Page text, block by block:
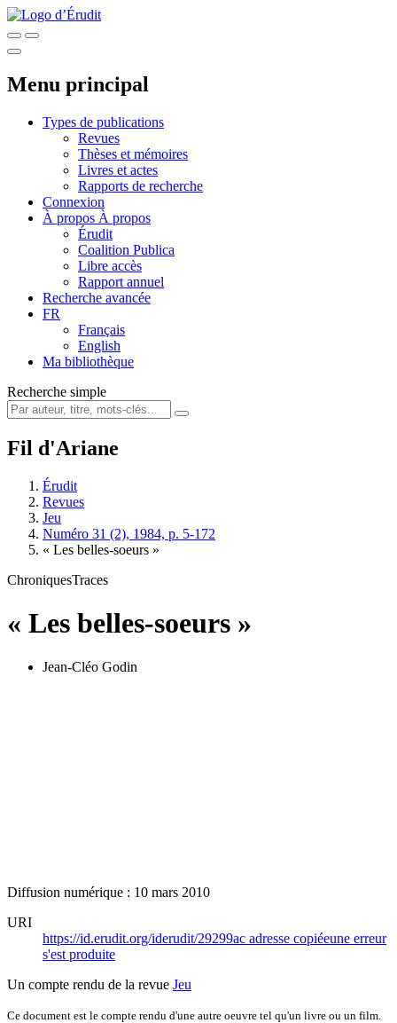
Menu principal
Types de publications
Revues
Thèses et mémoires
Livres et actes
Rapports de recherche
Connexion
À propos À propos
Érudit
Coalition Publica
Libre accès
Rapport annuel
Recherche avancée
FR
Français
English
Ma bibliothèque
Recherche simple
Fil d'Ariane
Érudit
Revues
Jeu
Numéro 31 (2), 1984, p. 5-172
« Les belles-soeurs »
ChroniquesTraces
« Les belles-soeurs »
Jean-Cléo Godin
Diffusion numérique : 10 mars 2010
URI
https://id.erudit.org/iderudit/29299ac adresse copiéeune erreur
s'est produite
Un compte rendu de la revue Jeu
Ce document est le compte rendu d'une autre oeuvre tel qu'un livre ou un film.